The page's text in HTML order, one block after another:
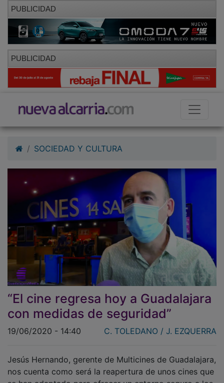
PUBLICIDAD
PUBLICIDAD
“El cine regresa hoy a Guadalajara
con medidas de seguridad”
C. TOLEDANO / J. EZQUERRA
nos cuenta como será la reapertura de unos cines que
se han adaptado para ofrecer un entorno seguro a los